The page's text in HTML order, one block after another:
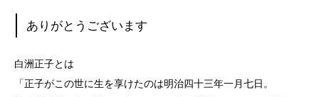
ありがとうございます
白洲正子とは
「正子がこの世に生を享けたのは明治四十三年一月七日。